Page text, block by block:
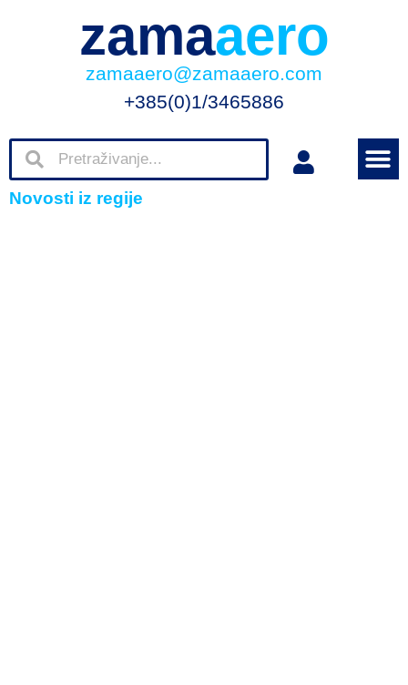
zamaaero
zamaaero@zamaaero.com
+385(0)1/3465886
Novosti iz regije